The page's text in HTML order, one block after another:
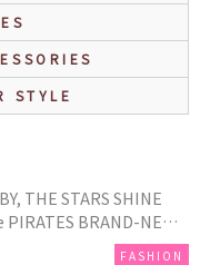
STYLE
THE STARS SHINE
BRAND-NEW
FASHION